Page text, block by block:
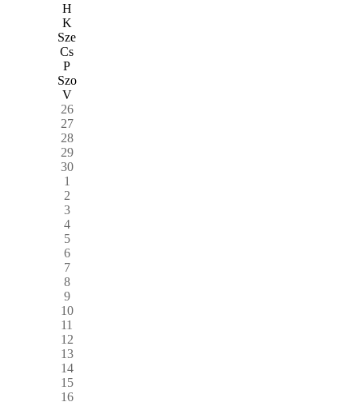
H
K
Sze
Cs
P
Szo
V
26
27
28
29
30
1
2
3
4
5
6
7
8
9
10
11
12
13
14
15
16